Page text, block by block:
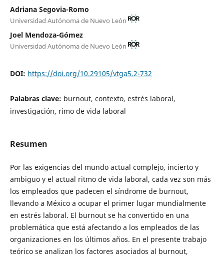
Adriana Segovia-Romo
Universidad Autónoma de Nuevo León
Joel Mendoza-Gómez
Universidad Autónoma de Nuevo León
DOI: https://doi.org/10.29105/vtga5.2-732
Palabras clave: burnout, contexto, estrés laboral,
investigación, rimo de vida laboral
Resumen
Por las exigencias del mundo actual complejo, incierto y
ambiguo y el actual ritmo de vida laboral, cada vez son más
los empleados que padecen el síndrome de burnout,
llevando a México a ocupar el primer lugar mundialmente
en estrés laboral. El burnout se ha convertido en una
problemática que está afectando a los empleados de las
organizaciones en los últimos años. En el presente trabajo
teórico se analizan los factores asociados al burnout,